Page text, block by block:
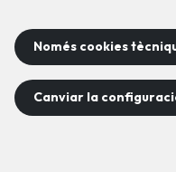
©2026CELLS
Només cookies
Canviar la